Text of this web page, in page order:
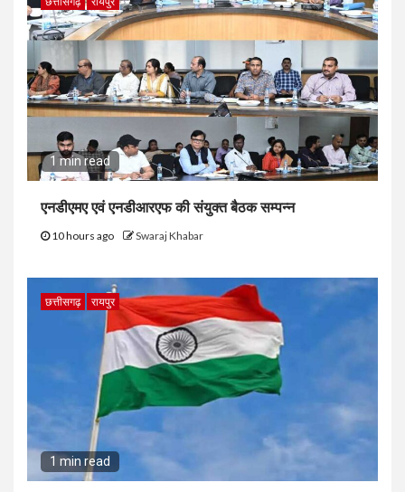
1 min read
एनडीएमए एवं एनडीआरएफ की संयुक्त बैठक सम्पन्न
10 hours ago Swaraj Khabar
छत्तीसगढ़ रायपुर
1 min read